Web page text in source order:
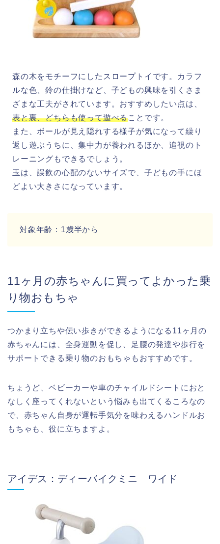
森の木をモチーフにしたスロープトイです。カラフ
ルな色、鈴の仕掛けなど、子どもの興味を引くさま
ざまな工夫がされています。おすすめしたい点は、
表と裏、どちらも使って遊べることです。
また、ボールが見え隠れする様子が気になって繰り
返し遊ぶうちに、集中力が養われるほか、追視のト
レーニングもできるでしょう。
玉は、誤飲の心配のないサイズで、子どもの手にほ
どよい大きさになっています。
対象年齢：1歳半から
11ヶ月の赤ちゃんに買ってよかった乗
り物おもちゃ
つかまり立ちや伝い歩きができるようになる11ヶ月の
赤ちゃんには、全身運動を促し、足腰の発達や歩行を
サポートできる乗り物のおもちゃもおすすめです。
ちょうど、ベビーカーや車のチャイルドシートにおと
なしく座ってくれないという悩みも出てくるころなの
で、赤ちゃん自身が運転手気分を味わえるハンドルお
もちゃも、役に立ちますよ。
アイデス：ディーバイクミニ ワイド